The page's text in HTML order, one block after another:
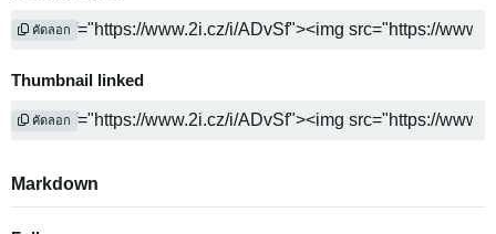
คัดลอก
Thumbnail linked
คัดลอก
Markdown